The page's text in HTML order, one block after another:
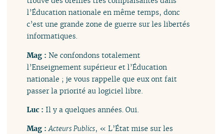
l’Éducation nationale en même temps, donc
c’est une grande zone de guerre sur les libertés
informatiques.
Mag :Ne confondons totalement
l’Enseignement supérieur et l’Éducation
nationale ; je vous rappelle que eux ont fait
passer la priorité au logiciel libre.
Luc :Il y a quelques années. Oui.
Mag :Acteurs Publics, « L’État mise sur les